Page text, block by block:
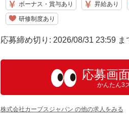
ボーナス・賞与あり 昇給あり
研修制度あり
応募締め切り: 2026/08/31 23:59 ま
応募画
かんたん3
株式会社カーブスジャパン の他の求人をみる